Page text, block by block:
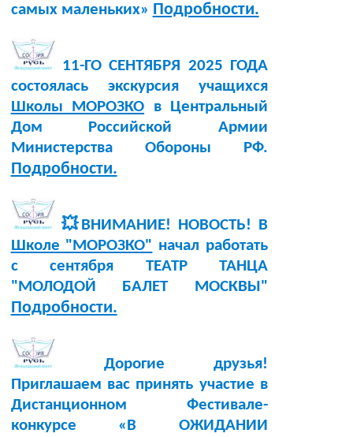
самых маленьких» Подробности.
11-ГО СЕНТЯБРЯ 2025 ГОДА
состоялась экскурсия учащихся
Школы МОРОЗКО в Центральный
Дом Российской Армии
Министерства Обороны РФ.
Подробности.
💥ВНИМАНИЕ! НОВОСТЬ! В
Школе "МОРОЗКО" начал работать
с сентября ТЕАТР ТАНЦА
"МОЛОДОЙ БАЛЕТ МОСКВЫ"
Подробности.
Дорогие друзья!
Приглашаем вас принять участие в
Дистанционном Фестивале-
конкурсе «В ОЖИДАНИИ